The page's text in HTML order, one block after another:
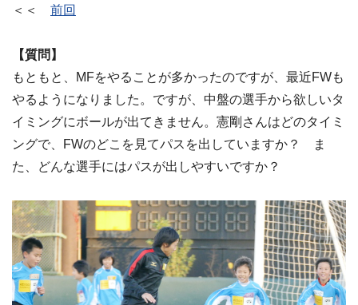
＜＜ 前回
【質問】
もともと、MFをやることが多かったのですが、最近FWも
やるようになりました。ですが、中盤の選手から欲しいタ
イミングにボールが出てきません。憲剛さんはどのタイミ
ングで、FWのどこを見てパスを出していますか？ ま
た、どんな選手にはパスが出しやすいですか？